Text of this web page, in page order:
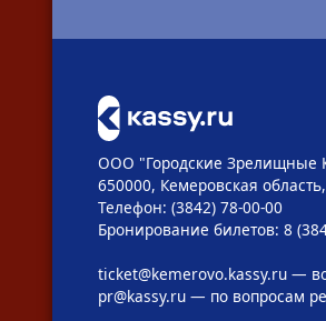
ООО "Городские Зрелищные
650000, Кемеровская
Телефон: (3842) 78-00-00
Бронирование билетов: 8
ticket@kemerovo.kassy.ru—
pr@kassy.ru— по вопросам